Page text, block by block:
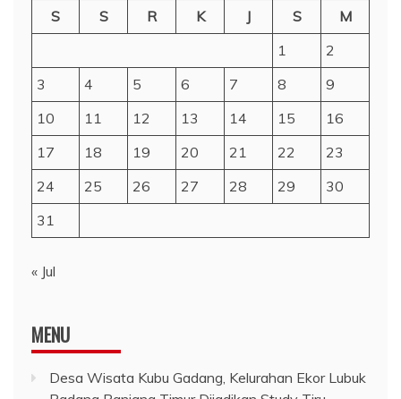
S
S R K J S
M
1
2
3
4 5 6 7 8
9
10
11 12 13 14 15
16
17
18 19 20 21 22
23
24
25 26 27 28 29
30
31
« Jul
MENU
Desa Wisata Kubu Gadang, Kelurahan Ekor Lubuk